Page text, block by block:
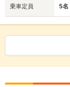
乗車定員 5名